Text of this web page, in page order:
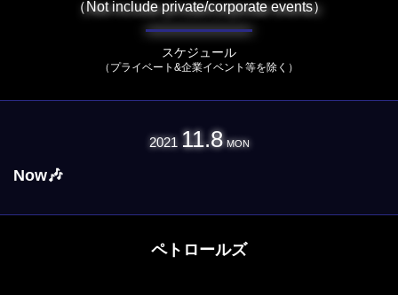
（Not include private/corporate events）
スケジュール
（プライベート&企業イベント等を除く）
2021 11.8 MON
Now🎶
ペトロールズ